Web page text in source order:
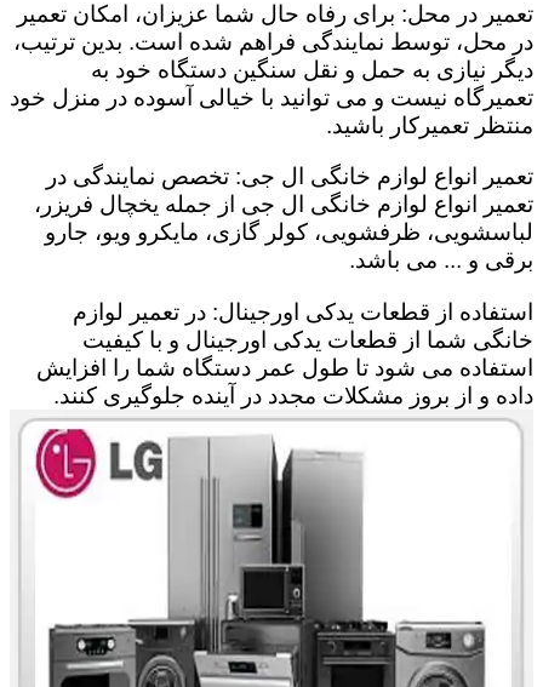
تعمیر در محل: برای رفاه حال شما عزیزان، امکان تعمیر
در محل، توسط نمایندگی فراهم شده است. بدین ترتیب،
دیگر نیازی به حمل و نقل سنگین دستگاه خود به
تعمیرگاه نیست و می توانید با خیالی آسوده در منزل خود
منتظر تعمیرکار باشید.
تعمیر انواع لوازم خانگی ال جی: تخصص نمایندگی در
تعمیر انواع لوازم خانگی ال جی از جمله یخچال فریزر،
لباسشویی، ظرفشویی، کولر گازی، مایکرو ویو، جارو
برقی و ... می باشد.
استفاده از قطعات یدکی اورجینال: در تعمیر لوازم
خانگی شما از قطعات یدکی اورجینال و با کیفیت
استفاده می شود تا طول عمر دستگاه شما را افزایش
داده و از بروز مشکلات مجدد در آینده جلوگیری کنند.